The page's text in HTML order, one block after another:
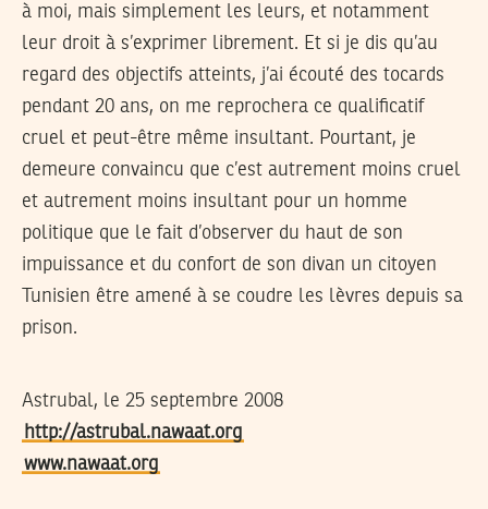
à moi, mais simplement les leurs, et notamment
leur droit à s’exprimer librement. Et si je dis qu’au
regard des objectifs atteints, j’ai écouté des tocards
pendant 20 ans, on me reprochera ce qualificatif
cruel et peut-être même insultant. Pourtant, je
demeure convaincu que c’est autrement moins cruel
et autrement moins insultant pour un homme
politique que le fait d’observer du haut de son
impuissance et du confort de son divan un citoyen
Tunisien être amené à se coudre les lèvres depuis sa
prison.
Astrubal, le 25 septembre 2008
http://astrubal.nawaat.org
www.nawaat.org